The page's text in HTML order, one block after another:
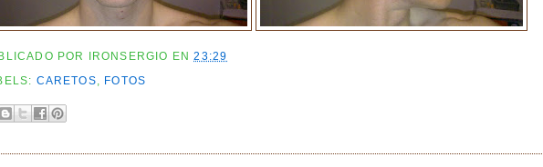
POR IRONSERGIO EN23:29
CARETOS, FOTOS